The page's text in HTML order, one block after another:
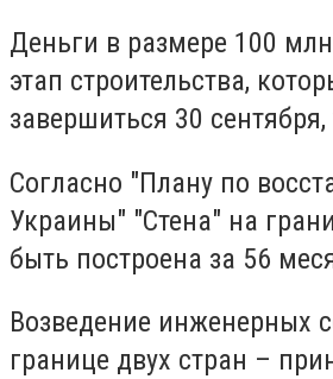
Деньги в размере 100
этап строительства,
завершиться 30
Согласно "Плану по
Украины" "Стена" на
быть построена за 56
Возведение инженерных
границе двух стран –